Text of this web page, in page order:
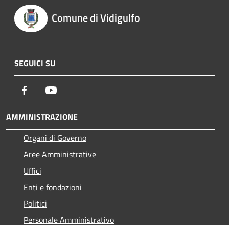
Comune di Vidigulfo
SEGUICI SU
Facebook
AMMINISTRAZIONE
Organi di Governo
Aree Amministrative
Uffici
Enti e fondazioni
Politici
Personale Amministrativo